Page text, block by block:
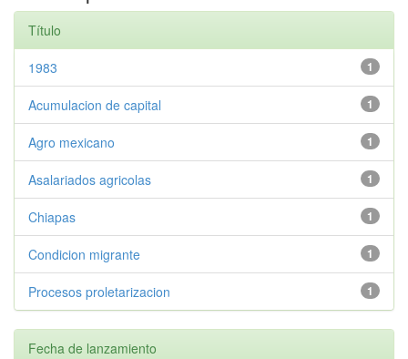
Título
1
1983
1
Acumulacion de capital
1
Agro mexicano
1
Asalariados agricolas
1
Chiapas
1
Condicion migrante
1
Procesos proletarizacion
Fecha de lanzamiento